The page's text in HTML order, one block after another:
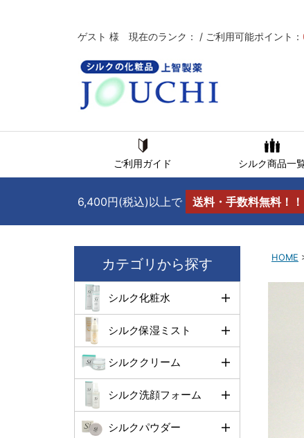
ゲスト 様 現在のランク： / ご利用可能ポイント：
ご利用ガイド シルク商品一
6,400円(税込)以上で 送料・手数料無料！！
カテゴリから探す
シルク化粧水
シルク保湿ミスト
シルククリーム
シルク洗顔フォーム
シルクパウダー
HOME